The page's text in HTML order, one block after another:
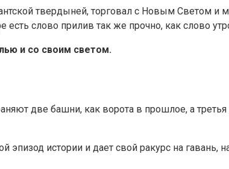
твердыней, торговал с Новым Светом и
слово прилив так же прочно, как слово
и со своим светом.
две башни, как ворота в прошлое, а третья
истории и дает свой ракурс на гавань,